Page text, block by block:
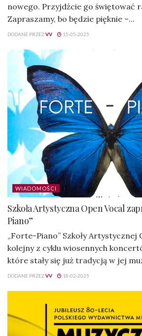
nowego. Przyjdźcie go świętować
Zapraszamy, bo będzie pięknie –...
DODANE PRZEZVV 15-05-2025
WIADOMOŚCI
Szkoła Artystyczna Open Vocal
Piano”
„Forte-Piano” Szkoły Artystycznej
kolejny z cyklu wiosennych
które stały się już tradycją w jej
DODANE PRZEZVV 18-02-2025